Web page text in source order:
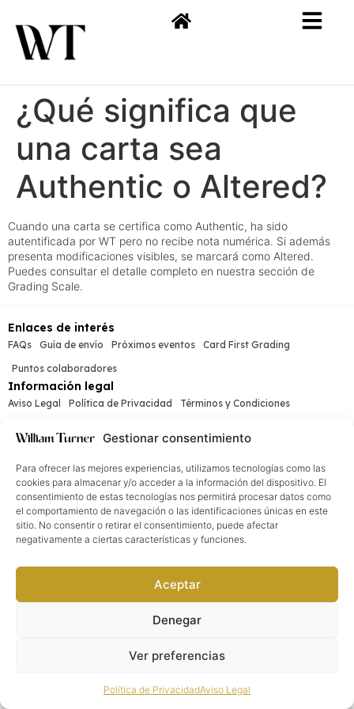
Gestionar consentimiento
Para ofrecer las mejores experiencias, utilizamos tecnologías como las
cookies para almacenar y/o acceder a la información del dispositivo. El
consentimiento de estas tecnologías nos permitirá procesar datos como
el comportamiento de navegación o las identificaciones únicas en este
sitio. No consentir o retirar el consentimiento, puede afectar
negativamente a ciertas características y funciones.
Aceptar
Denegar
Ver preferencias
Política de PrivacidadAviso Legal
¿Qué significa que
una carta sea
Authentic o Altered?
Cuando una carta se certifica como Authentic, ha sido
autentificada por WT pero no recibe nota numérica. Si además
presenta modificaciones visibles, se marcará como Altered.
Puedes consultar el detalle completo en nuestra sección de
Grading Scale.
Enlaces de interés
FAQs Guía de envío Próximos eventos
Card First Grading
Puntos colaboradores
Información legal
Aviso Legal Política de Privacidad Términos y Condiciones
William Turner®. Todos los derechos reservados 2026©